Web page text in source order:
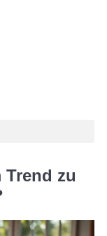
Trend zu